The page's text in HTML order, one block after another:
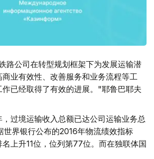
路公司在转型规划框架下为发展运输潜
业有效性、改善服务和业务流程等工
已经取得了有效的进展。"耶鲁巴耶夫
过境运输收入总额已达公司运输业务总
界银行公布的2016年物流绩效指标
上升11位，位列第77位。而在独联体国